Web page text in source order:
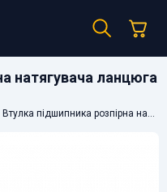
натягувача ланцюга
Втулка підшипника розпірна натягувача ланцюга SUN (вир-во OROS)